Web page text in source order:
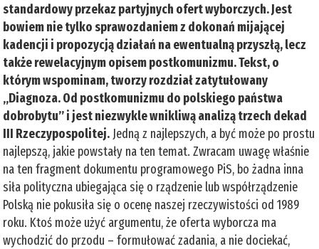
standardowy przekaz partyjnych ofert wyborczych. Jest
bowiem nie tylko sprawozdaniem z dokonań mijającej
kadencji i propozycją działań na ewentualną przyszłą, lecz
także rewelacyjnym opisem postkomunizmu. Tekst, o
którym wspominam, tworzy rozdział zatytułowany
„Diagnoza. Od postkomunizmu do polskiego państwa
dobrobytu” i jest niezwykle wnikliwą analizą trzech dekad
III Rzeczypospolitej. Jedną z najlepszych, a być może po prostu
najlepszą, jakie powstały na ten temat. Zwracam uwagę właśnie
na ten fragment dokumentu programowego PiS, bo żadna inna
siła polityczna ubiegająca się o rządzenie lub współrządzenie
Polską nie pokusiła się o ocenę naszej rzeczywistości od 1989
roku. Ktoś może użyć argumentu, że oferta wyborcza ma
wychodzić do przodu – formułować zadania, a nie dociekać,